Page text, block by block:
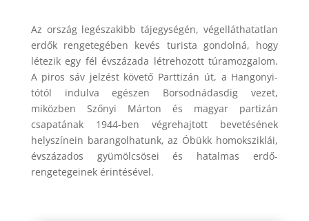
Az ország legészakibb tájegységén, végelláthatatlan
erdők rengetegében kevés turista gondolná, hogy
létezik egy fél évszázada létrehozott túramozgalom.
A piros sáv jelzést követő Parttizán út, a Hangonyi-
tótól indulva egészen Borsodnádasdig vezet,
miközben Szőnyi Márton és magyar partizán
csapatának 1944-ben végrehajtott bevetésének
helyszínein barangolhatunk, az Óbükk homoksziklái,
évszázados gyümölcsösei és hatalmas erdő-
rengetegeinek érintésével.